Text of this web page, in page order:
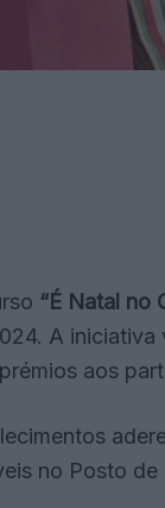
“É Natal no
A iniciativa
aos
no Posto